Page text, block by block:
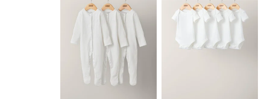
تأتيك بمقبض واحد يجعلها أسهل في التوجيه وتوفر لك قدرة
أكبر على التحكم في العربة عند دفعها.
تصميم رفيع
تتميز عربة أرماديللو المزدوجة بتصميمها الرفيع لتتمكني من
المرور بها عبر الأبواب بسلاسة دون إزعاج
العمر المناسب: